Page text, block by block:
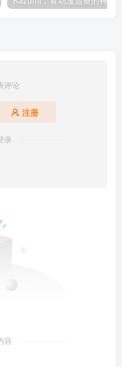
评论
注册
录
容